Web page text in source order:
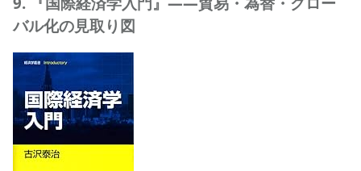
バル化の見取り図
国際経済学入門 (経済学叢書Introductory)の商品ページへ